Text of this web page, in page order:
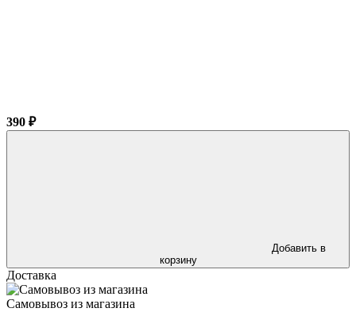
390 ₽
Добавить в
корзину
Доставка
Самовывоз из магазина